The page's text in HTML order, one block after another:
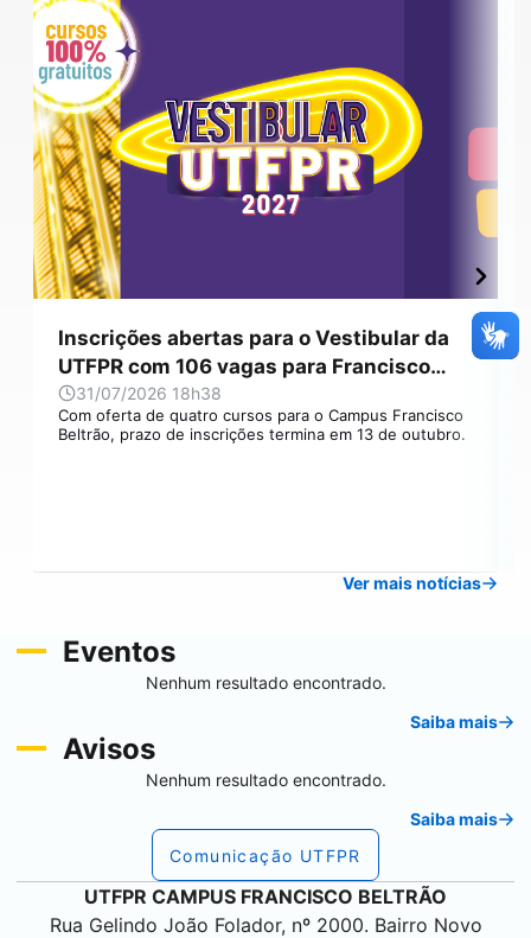
Inscrições abertas para o Vestibular da
UTFPR com 106 vagas para Francisco
Beltrão
31/07/2026 18h38
Com oferta de quatro cursos para o Campus Francisco
Beltrão, prazo de inscrições termina em 13 de outubro.
Ver mais notícias
Eventos
Nenhum resultado encontrado.
Saiba mais
Avisos
Nenhum resultado encontrado.
Saiba mais
Comunicação UTFPR
UTFPR CAMPUS FRANCISCO BELTRÃO
Rua Gelindo João Folador, nº 2000. Bairro Novo